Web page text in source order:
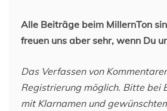
Alle Beiträge beim MillernTon
freuen uns aber sehr, wenn Du
Das Verfassen von
Registrierung möglich. Bitte bei
mit Klarnamen und